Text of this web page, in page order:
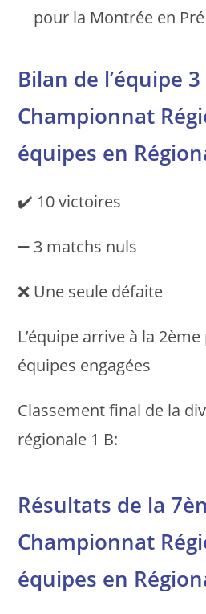
pour la Montrée en
Bilan de l’équipe
Championnat
équipes en
✔️ 10 victoires
➖ 3 matchs nuls
❌ Une seule défaite
L’équipe arrive à la
équipes engagées
Classement final de la
régionale 1 B:
Résultats de la
Championnat
équipes en